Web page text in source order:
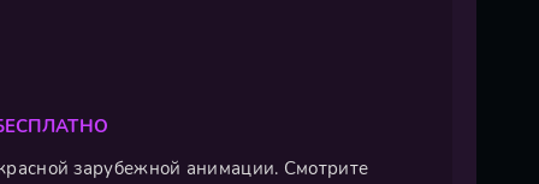
зарубежной анимации. Смотрите